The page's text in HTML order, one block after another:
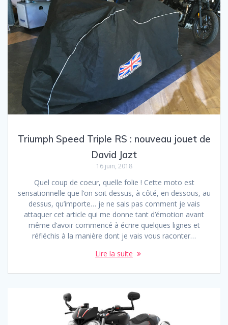
Triumph Speed Triple RS : nouveau jouet de
David Jazt
16 juin, 2018
Quel coup de coeur, quelle folie ! Cette moto est
sensationnelle que l’on soit dessus, à côté, en dessous, au
dessus, qu’importe… je ne sais pas comment je vais
attaquer cet article qui me donne tant d’émotion avant
même d’avoir commencé à écrire quelques lignes et
réfléchis à la manière dont je vais vous raconter…
Lire la suite